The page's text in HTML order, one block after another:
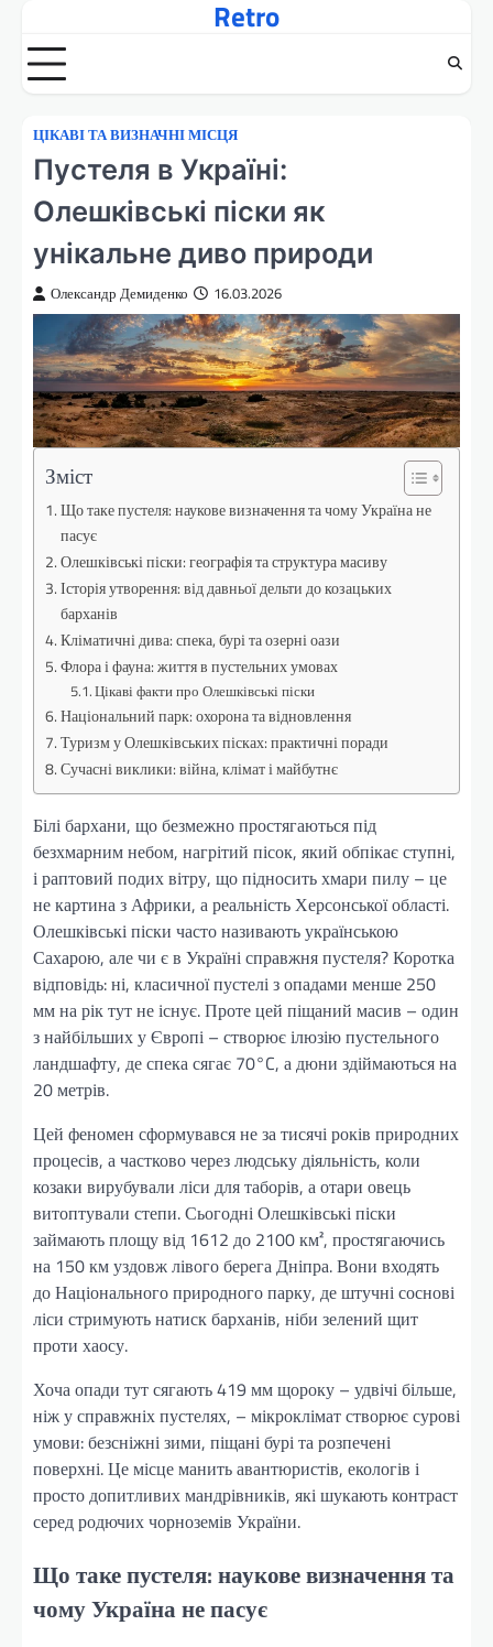
вмісту
Retro
ЦІКАВІ ТА ВИЗНАЧНІ МІСЦЯ
Пустеля в Україні:
Олешківські піски як
унікальне диво природи
Олександр Демиденко 16.03.2026
Зміст
Що таке пустеля: наукове визначення та чому Україна не
пасує
Олешківські піски: географія та структура масиву
Історія утворення: від давньої дельти до козацьких
барханів
Кліматичні дива: спека, бурі та озерні оази
Флора і фауна: життя в пустельних умовах
Цікаві факти про Олешківські піски
Національний парк: охорона та відновлення
Туризм у Олешківських пісках: практичні поради
Сучасні виклики: війна, клімат і майбутнє
Білі бархани, що безмежно простягаються під
безхмарним небом, нагрітий пісок, який обпікає ступні,
і раптовий подих вітру, що підносить хмари пилу – це
не картина з Африки, а реальність Херсонської області.
Олешківські піски часто називають українською
Сахарою, але чи є в Україні справжня пустеля? Коротка
відповідь: ні, класичної пустелі з опадами менше 250
мм на рік тут не існує. Проте цей піщаний масив – один
з найбільших у Європі – створює ілюзію пустельного
ландшафту, де спека сягає 70°C, а дюни здіймаються на
20 метрів.
Цей феномен сформувався не за тисячі років природних
процесів, а частково через людську діяльність, коли
козаки вирубували ліси для таборів, а отари овець
витоптували степи. Сьогодні Олешківські піски
займають площу від 1612 до 2100 км², простягаючись
на 150 км уздовж лівого берега Дніпра. Вони входять
до Національного природного парку, де штучні соснові
ліси стримують натиск барханів, ніби зелений щит
проти хаосу.
Хоча опади тут сягають 419 мм щороку – удвічі більше,
ніж у справжніх пустелях, – мікроклімат створює сурові
умови: безсніжні зими, піщані бурі та розпечені
поверхні. Це місце манить авантюристів, екологів і
просто допитливих мандрівників, які шукають контраст
серед родючих чорноземів України.
Що таке пустеля: наукове визначення та
чому Україна не пасує